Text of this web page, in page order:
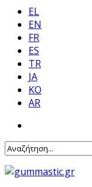
EL
EN
FR
ES
TR
JA
KO
AR